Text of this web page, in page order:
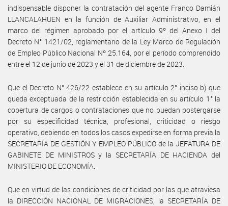
indispensable disponer la contratación del agente Franco Damián
LLANCALAHUEN en la función de Auxiliar Administrativo, en el
marco del régimen aprobado por el artículo 9º del Anexo I del
Decreto N° 1421/02, reglamentario de la Ley Marco de Regulación
de Empleo Público Nacional Nº 25.164, por el período comprendido
entre el 12 de junio de 2023 y el 31 de diciembre de 2023.
Que el Decreto N° 426/22 establece en su artículo 2° inciso b) que
queda exceptuada de la restricción establecida en su artículo 1° la
cobertura de cargos o contrataciones que no puedan postergarse
por su especificidad técnica, profesional, criticidad o riesgo
operativo, debiendo en todos los casos expedirse en forma previa la
SECRETARÍA DE GESTIÓN Y EMPLEO PÚBLICO de la JEFATURA DE
GABINETE DE MINISTROS y la SECRETARÍA DE HACIENDA del
MINISTERIO DE ECONOMÍA.
Que en virtud de las condiciones de criticidad por las que atraviesa
la DIRECCIÓN NACIONAL DE MIGRACIONES, la SECRETARÍA DE